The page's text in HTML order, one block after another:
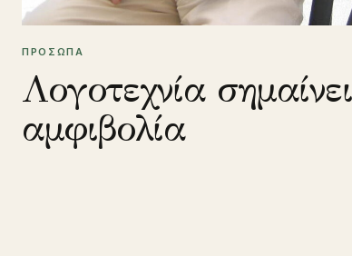
ΠΡΟΣΩΠΑ
Λογοτεχνία σημαίνει
αμφιβολία